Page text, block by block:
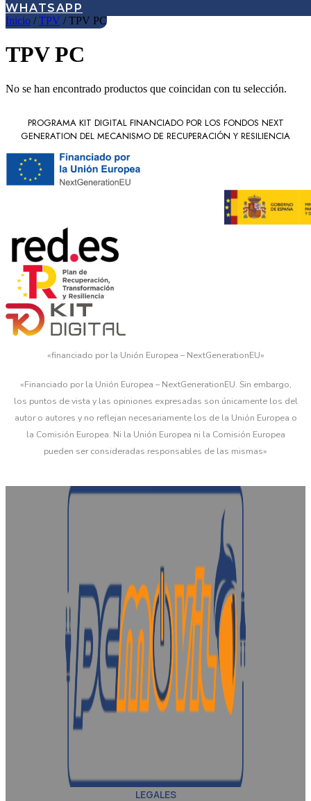
WHATSAPP
Inicio /TPV / TPV PC
TPV PC
No se han encontrado productos que coincidan con tu selección.
PROGRAMA KIT DIGITAL FINANCIADO POR LOS FONDOS NEXT
GENERATION DEL MECANISMO DE RECUPERACIÓN Y RESILIENCIA
«financiado por la Unión Europea – NextGenerationEU»
«Financiado por la Unión Europea – NextGenerationEU. Sin embargo,
los puntos de vista y las opiniones expresadas son únicamente los del
autor o autores y no reflejan necesariamente los de la Unión Europea o
la Comisión Europea. Ni la Unión Europea ni la Comisión Europea
pueden ser consideradas responsables de las mismas»
LEGALES